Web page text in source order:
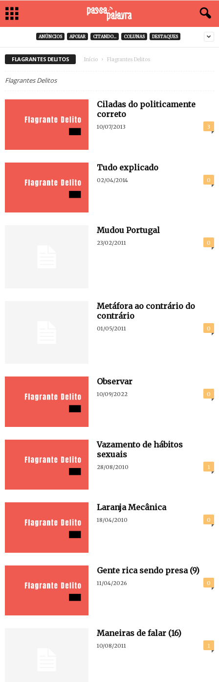
ANÚNCIOS APOIAR CITANDO... COLUNAS DESTAQUES
FLAGRANTES DELITOS Início Flagrantes Delitos
Flagrantes Delitos
Ciladas do politicamente
correto
10/07/2013 3
Tudo explicado
02/04/2014 0
Mudou Portugal
23/02/2011 0
Metáfora ao contrário do
contrário
01/05/2011 0
Observar
10/09/2022 0
Vazamento de hábitos
sexuais
28/08/2010 1
Laranja Mecânica
18/04/2010 0
Gente rica sendo presa (9)
11/04/2026 0
Maneiras de falar (16)
10/08/2011 1